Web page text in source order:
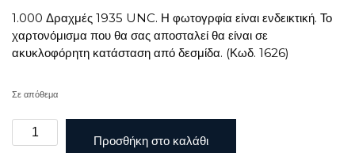
1.000 Δραχμές 1935 UNC. Η φωτογρφία είναι ενδεικτική. Το
χαρτονόμισμα που θα σας αποσταλεί θα είναι σε
ακυκλοφόρητη κατάσταση από δεσμίδα. (Κωδ. 1626)
Σε απόθεμα
1.000
Δραχμές
Προσθήκη στο καλάθι